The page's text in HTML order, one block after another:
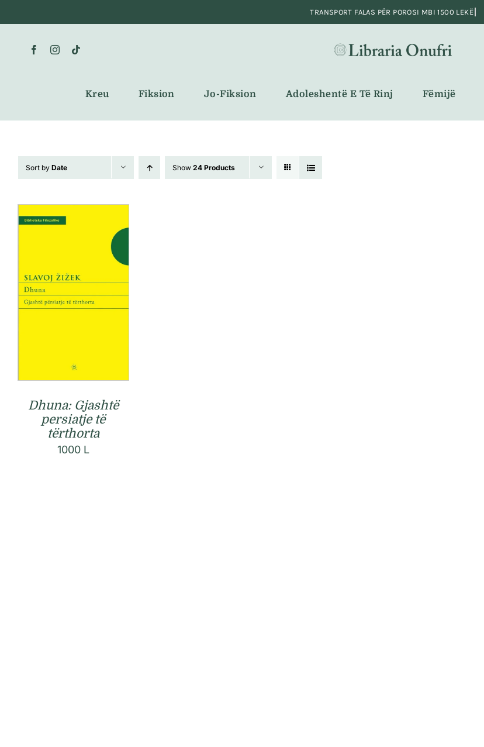
to
content
Kreu Fiksion Jo-Fiksion Adoleshentë E Të Rinj Fëmijë
Sort by Date Show 24 Products
Dhuna: Gjashtë
persiatje të
tërthorta
1000 L